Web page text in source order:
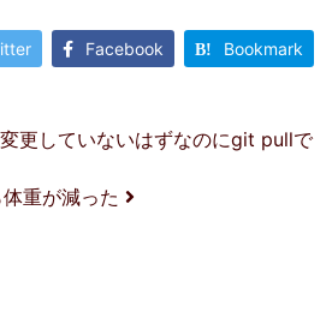
Facebook Bookmark
ーション
更していないはずなのにgit pullで
重が減った